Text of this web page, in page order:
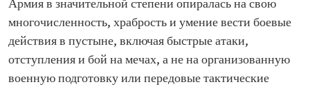
Армия в значительной степени опиралась на свою
многочисленность, храбрость и умение вести боевые
действия в пустыне, включая быстрые атаки,
отступления и бой на мечах, а не на организованную
военную подготовку или передовые тактические